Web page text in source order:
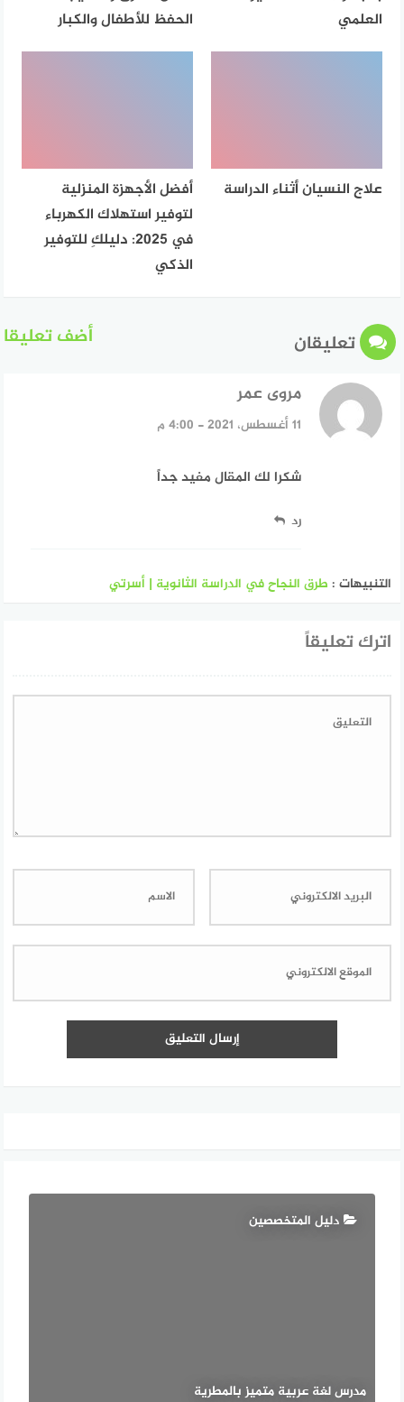
العلمي
الحفظ للأطفال والكبار
علاج النسيان أثناء الدراسة
أفضل الأجهزة المنزلية
لتوفير استهلاك الكهرباء
في 2025: دليلكِ للتوفير
الذكي
تعليقان أضف تعليقا
مروى عمرقال:
11 أغسطس، 2021 - 4:00 م
شكرا لك المقال مفيد جداً
رد
التنبيهات : طرق النجاح في الدراسة الثانوية | أسرتي
اترك تعليقاً
دليل المتخصصين
مدرس لغة عربية متميز بالمطرية